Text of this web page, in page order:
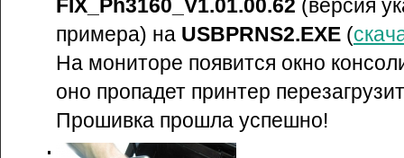
FIX_Ph3160_V1.01.00.62 (версия
примера) на USBPRNS2.EXE (
На мониторе появится окно
оно пропадет принтер
Прошивка прошла успешно!